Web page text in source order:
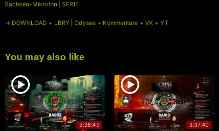
Sachsen-Mikrofon | SERIE
→ DOWNLOAD + LBRY | Odysee + Kommentare + VK + YT
You may also like
3:38:49 3:37:40